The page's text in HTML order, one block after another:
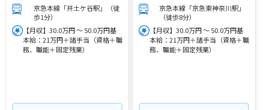
京急本線「井土ケ谷駅」（徒
歩1分）
【月収】30.0万円 ～ 50.0万円基
本給：21万円＋諸手当（資格＋職
務、職能＋固定残業）
京急本線「京急東神奈川駅」
（徒歩8分）
【月収】30.0万円 ～ 50.0万円基
本給：21万円＋諸手当（資格＋職
務、職能＋固定残業）